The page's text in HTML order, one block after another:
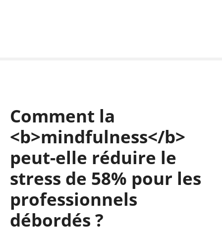
Comment la
<b>mindfulness</b>
peut-elle réduire le
stress de 58% pour les
professionnels
débordés ?